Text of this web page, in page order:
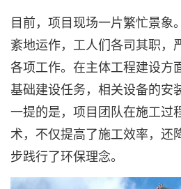
目前，项目现场一片繁忙景象
紊地运作，工人们各司其职，
各项工作。在主体工程建设方
基础建设任务，相关设备的安
一提的是，项目团队在施工过
术，不仅提高了施工效率，还
步践行了环保理念。